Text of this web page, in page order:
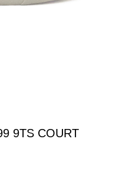
9TS COURT